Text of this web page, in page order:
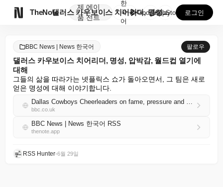
TheNote
제
품
에이
전트
댈러스 카우보이스 치어리더, 명성, 압박감, 월드컵 열...
한
국
어
GooglePlay
AppStore 로그인
BBC News | News 한국어 팔로우
댈러스 카우보이스 치어리더, 명성, 압박감, 월드컵 열기에
대해
그들의 삶을 따라가는 넷플릭스 쇼가 돌아오면서, 그 팀은 새로
얻은 명성에 대해 이야기합니다.
Dallas Cowboys Cheerleaders on fame, pressure and World Cup fever
bbc.co.uk
BBC News | News 한국어 RSS
thenote.app
RSS Hunter•6월 29일